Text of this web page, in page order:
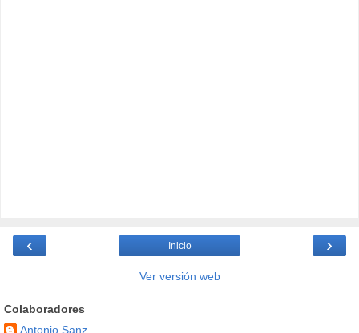
‹ ›
Inicio
Ver versión web
Colaboradores
Antonio Sanz